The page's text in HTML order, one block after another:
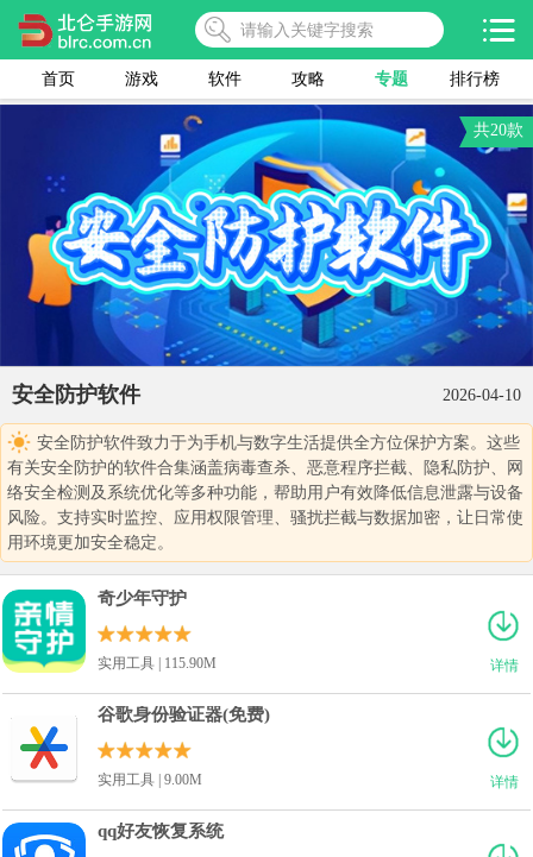
首页 游戏 软件 攻略 专题 排行榜
共20款
安全防护软件 2026-04-10
安全防护软件致力于为手机与数字生活提供全方位保护方案。这些
有关安全防护的软件合集涵盖病毒查杀、恶意程序拦截、隐私防护、网
络安全检测及系统优化等多种功能，帮助用户有效降低信息泄露与设备
风险。支持实时监控、应用权限管理、骚扰拦截与数据加密，让日常使
用环境更加安全稳定。
详情
奇少年守护
实用工具 | 115.90M
详情
谷歌身份验证器(免费)
实用工具 | 9.00M
qq好友恢复系统